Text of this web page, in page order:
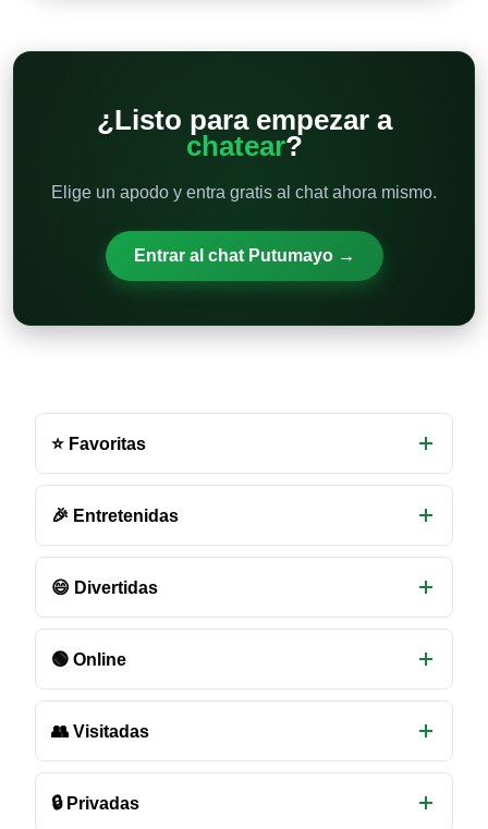
¿Listo para empezar a
chatear?
Elige un apodo y entra gratis al chat ahora mismo.
Entrar al chat Putumayo →
de
chat
disponibles
⭐ Favoritas
🎉 Entretenidas
😄 Divertidas
🟢 Online
👥 Visitadas
🔒 Privadas